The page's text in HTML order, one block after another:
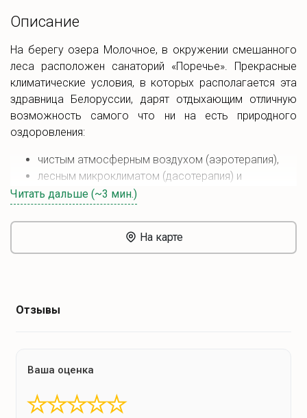
Описание
На берегу озера Молочное, в окружении смешанного
леса расположен санаторий «Поречье». Прекрасные
климатические условия, в которых располагается эта
здравница Белоруссии, дарят отдыхающим отличную
возможность самого что ни на есть природного
оздоровления:
чистым атмосферным воздухом (аэротерапия),
лесным микроклиматом (дасотерапия) и
солнечными ваннами (гелиотерапия).
Санаторий «Поречье» под Гродно часто называют
«побратимом» здравниц литовского Друскининкая.
Минеральные воды, добываемые на территории этого
Друскининкайского источника и не имеют аналогов на
Перечень оздоровительных и лечебных услуг,
предлагаемых в санатории «Поречье» Гродненской
области, весьма разнообразен. Среди более 120
Читать дальше (~3 мин.)
На карте
Отзывы
Ваша оценка
★
★
★
★
★